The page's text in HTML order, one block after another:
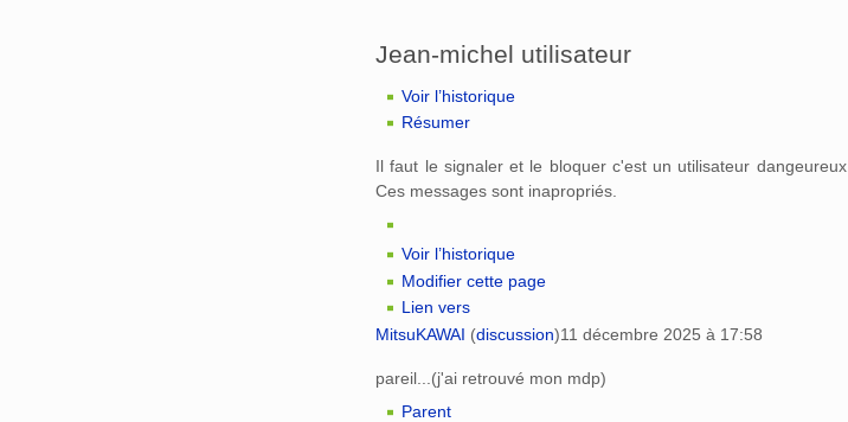
Jean-michel utilisateur
Voir l’historique
Résumer
Il faut le signaler et le bloquer c'est un utilisateur dangeureux.
Ces messages sont inapropriés.
Voir l’historique
Modifier cette page
Lien vers
MitsuKAWAI (discussion)11 décembre 2025 à 17:58
pareil...(j'ai retrouvé mon mdp)
Parent